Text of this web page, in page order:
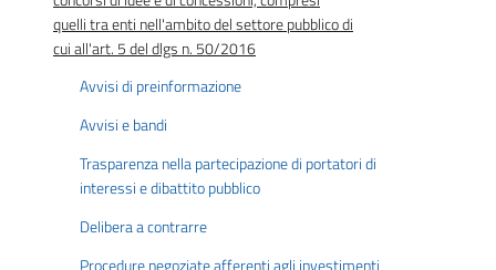
quelli tra enti nell'ambito del settore pubblico di
cui all'art. 5 del dlgs n. 50/2016
Avvisi di preinformazione
Avvisi e bandi
Trasparenza nella partecipazione di portatori di
interessi e dibattito pubblico
Delibera a contrarre
Procedure negoziate afferenti agli investimenti